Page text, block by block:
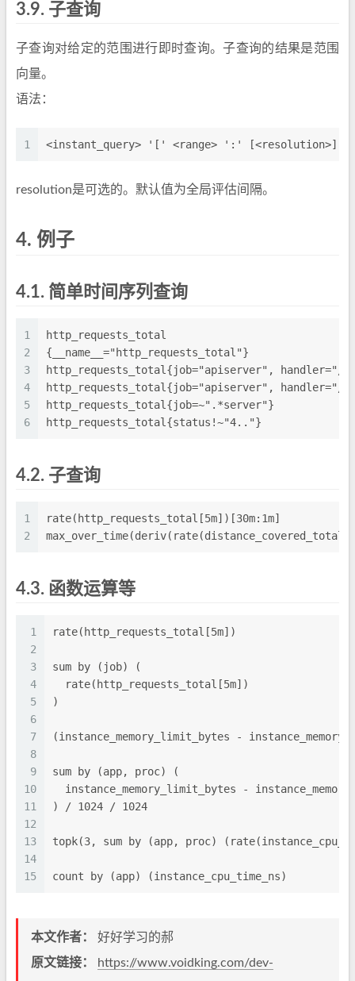
3.9. 子查询
子查询对给定的范围进行即时查询。子查询的结果是范围
向量。
语法：
1 <instant_query> '[' <range> ':' [<resolution>]
resolution是可选的。默认值为全局评估间隔。
4. 例子
4.1. 简单时间序列查询
1
2
3
4
5
6
http_requests_total
{__name__="http_requests_total"}
http_requests_total{job="apiserver", handler="/
http_requests_total{job="apiserver", handler="/
http_requests_total{job=~".*server"}
http_requests_total{status!~"4.."}
4.2. 子查询
1
2
rate(http_requests_total[5m])[30m:1m]
4.3. 函数运算等
1
2
3
4
5
6
7
8
9
10
11
12
13
14
15
rate(http_requests_total[5m])
sum by (job) (
  rate(http_requests_total[5m])
)
(instance_memory_limit_bytes -
sum by (app, proc) (
instance_memory_limit_bytes -
) / 1024 / 1024
topk(3, sum by (app, proc)
count by (app) (instance_cpu_time_ns)
本文作者：
好好学习的郝
原文链接：
https://www.voidking.com/dev-